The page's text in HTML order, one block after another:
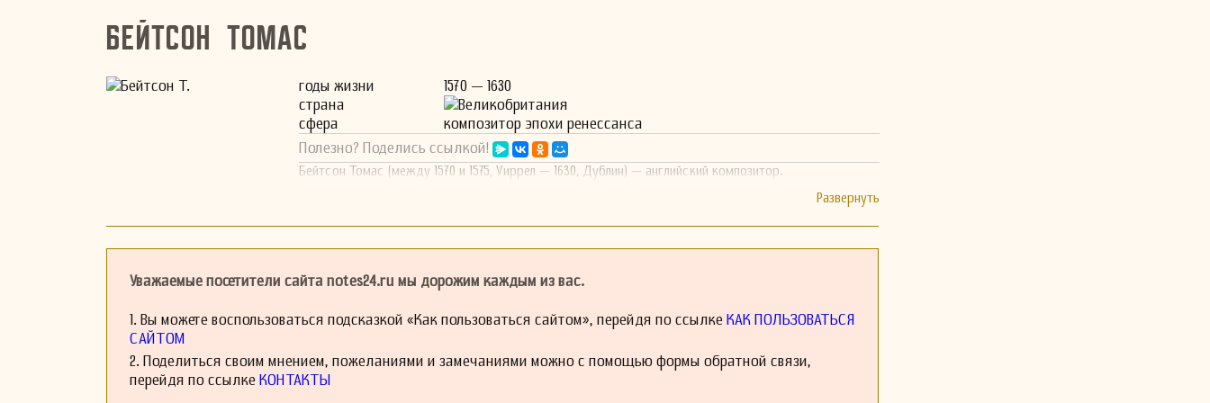
Бейтсон Томас
годы жизни
1570 — 1630
страна
Великобритания
сфера
композитор эпохи ренессанса
Полезно? Поделись ссылкой!
Бейтсон Томас (между 1570 и 1575, Уиррел — 1630, Дублин) — английский композитор.
Уважаемые посетители сайта notes24.ru мы дорожим каждым из вас.
1. Вы можете воспользоваться подсказкой «Как пользоваться сайтом», перейдя по ссылке КАК ПОЛЬЗОВАТЬСЯ
САЙТОМ
2. Поделиться своим мнением, пожеланиями и замечаниями можно с помощью формы обратной связи,
перейдя по ссылке КОНТАКТЫ